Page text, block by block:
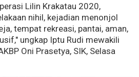
Lilin Krakatau 2020,
nihil, kejadian menonjol
tempat rekreasi, pantai, aman,
ungkap Iptu Rudi mewakili
Oni Prasetya, SIK, Selasa